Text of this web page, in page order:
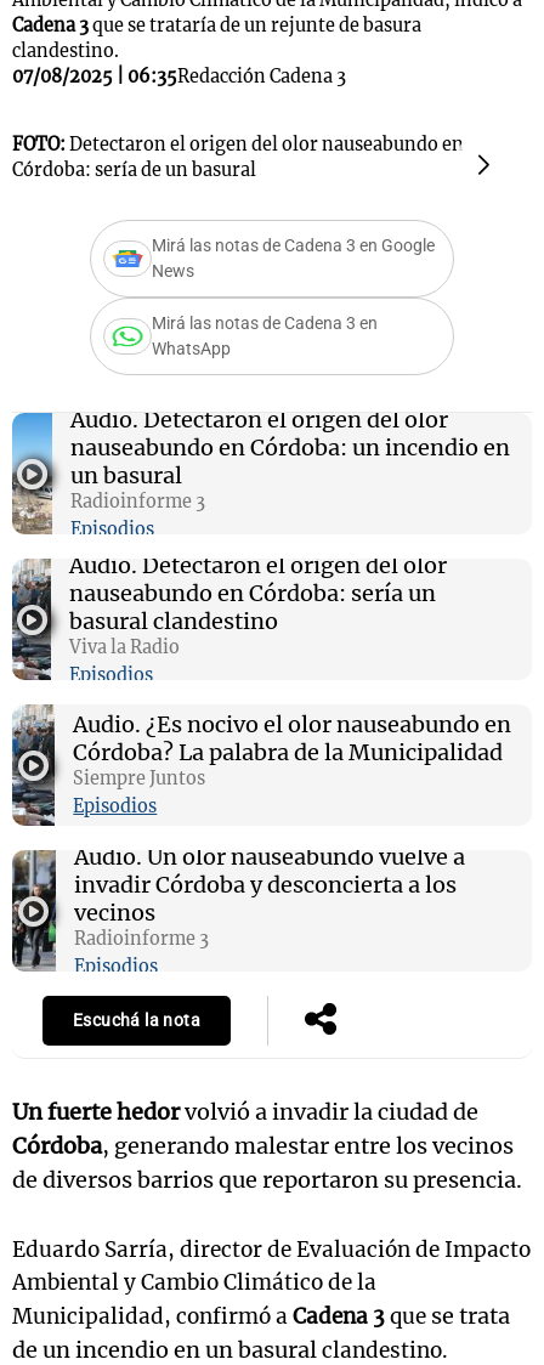
Cadena 3que se trataría de un rejunte de basura
clandestino.
07/08/2025 | 06:35Redacción Cadena 3
FOTO: Detectaron el origen del olor nauseabundo en
Córdoba: sería de un basural
Mirá las notas de Cadena 3 en Google
News
Mirá las notas de Cadena 3 en
WhatsApp
Audio. Detectaron el origen del olor
nauseabundo en Córdoba: un incendio en
un basural
Radioinforme 3
Episodios
Audio. Detectaron el origen del olor
nauseabundo en Córdoba: sería un
basural clandestino
Viva la Radio
Episodios
Audio. ¿Es nocivo el olor nauseabundo en
Córdoba? La palabra de la Municipalidad
Siempre Juntos
Episodios
Audio. Un olor nauseabundo vuelve a
invadir Córdoba y desconcierta a los
vecinos
Radioinforme 3
Episodios
Escuchá la nota
Un fuerte hedorvolvió a invadir la ciudad de
Córdoba, generando malestar entre los vecinos
de diversos barrios que reportaron su presencia.
Eduardo Sarría, director de Evaluación de Impacto
Ambiental y Cambio Climático de la
Municipalidad, confirmó aCadena 3que se trata
de un incendio en un basuralclandestino.
Notas
Mundial 2026
Notas
Cadena 3